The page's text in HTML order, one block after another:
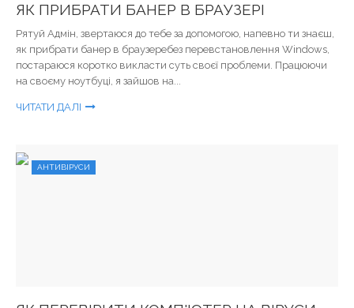
ЯК ПРИБРАТИ БАНЕР В БРАУЗЕРІ
Рятуй Адмін, звертаюся до тебе за допомогою, напевно ти знаєш,
як прибрати банер в браузеребез перевстановлення Windows,
постараюся коротко викласти суть своєї проблеми. Працюючи
на своєму ноутбуці, я зайшов на...
ЧИТАТИ ДАЛІ
АНТИВІРУСИ